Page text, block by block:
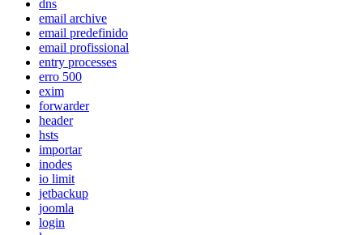
dns
email archive
email predefinido
email profissional
entry processes
erro 500
exim
forwarder
header
hsts
importar
inodes
io limit
jetbackup
joomla
login